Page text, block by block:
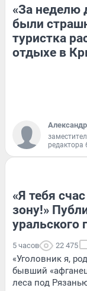
«За неделю
были
туристка
отдыхе в
редактора
«Я тебя
зону!»
уральского
5 часов 22 475
«Уголовник я,
бывший
леса под